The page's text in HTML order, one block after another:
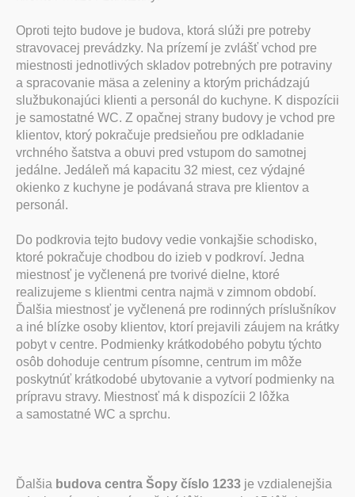
Oproti tejto budove je budova, ktorá slúži pre potreby
stravovacej prevádzky. Na prízemí je zvlášť vchod pre
miestnosti jednotlivých skladov potrebných pre potraviny
a spracovanie mäsa a zeleniny a ktorým prichádzajú
službukonajúci klienti a personál do kuchyne. K dispozícii
je samostatné WC. Z opačnej strany budovy je vchod pre
klientov, ktorý pokračuje predsieňou pre odkladanie
vrchného šatstva a obuvi pred vstupom do samotnej
jedálne. Jedáleň má kapacitu 32 miest, cez výdajné
okienko z kuchyne je podávaná strava pre klientov a
personál.
Do podkrovia tejto budovy vedie vonkajšie schodisko,
ktoré pokračuje chodbou do izieb v podkroví. Jedna
miestnosť je vyčlenená pre tvorivé dielne, ktoré
realizujeme s klientmi centra najmä v zimnom období.
Ďalšia miestnosť je vyčlenená pre rodinných príslušníkov
a iné blízke osoby klientov, ktorí prejavili záujem na krátky
pobyt v centre. Podmienky krátkodobého pobytu týchto
osôb dohoduje centrum písomne, centrum im môže
poskytnúť krátkodobé ubytovanie a vytvorí podmienky na
prípravu stravy. Miestnosť má k dispozícii 2 lôžka
a samostatné WC a sprchu.
Ďalšia budova centra Šopy číslo 1233 je vzdialenejšia